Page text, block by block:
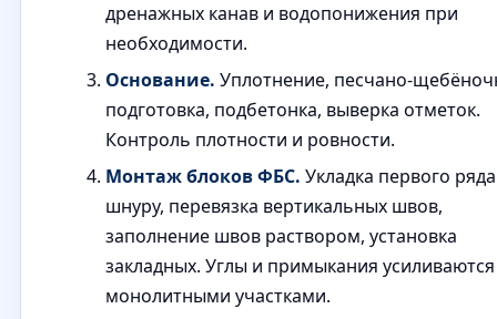
дренажных канав и водопонижения при
необходимости.
Основание. Уплотнение,
подготовка, подбетонка, выверка отметок.
Контроль плотности и ровности.
Монтаж блоков ФБС. Укладка первого
шнуру, перевязка вертикальных швов,
заполнение швов раствором, установка
закладных. Углы и примыкания усиливаются
монолитными участками.